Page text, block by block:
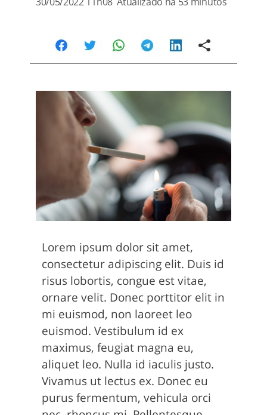
Lorem ipsum dolor sit amet,
consectetur adipiscing elit. Duis id
risus lobortis, congue est vitae,
ornare velit. Donec porttitor elit in
mi euismod, non laoreet leo
euismod. Vestibulum id ex
maximus, feugiat magna eu,
aliquet leo. Nulla id iaculis justo.
Vivamus ut lectus ex. Donec eu
purus fermentum, vehicula orci